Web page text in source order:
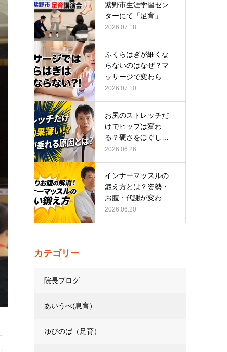
紫野市生涯学習セン
ターにて「足育」講
演会に登壇し…
2026.07.18
ふくらはぎが細くな
らないのはなぜ？マ
ッサージで変わらな
い根本原因
2026.07.10
お尻のストレッチだ
けでヒップは変わ
る？硬さをほぐして
整える正しい方…
2026.06.26
インナーマッスルの
鍛え方とは？姿勢・
お腹・代謝が変わる
トレーニング…
2026.06.20
カテゴリー
院長ブログ
あいうべ(息育）
ゆびのば（足育）